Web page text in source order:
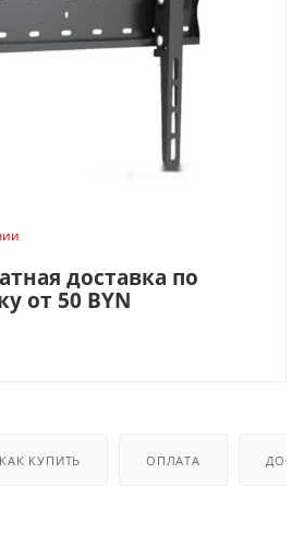
доставка по
от 50 BYN
КАК КУПИТЬ ОПЛАТА